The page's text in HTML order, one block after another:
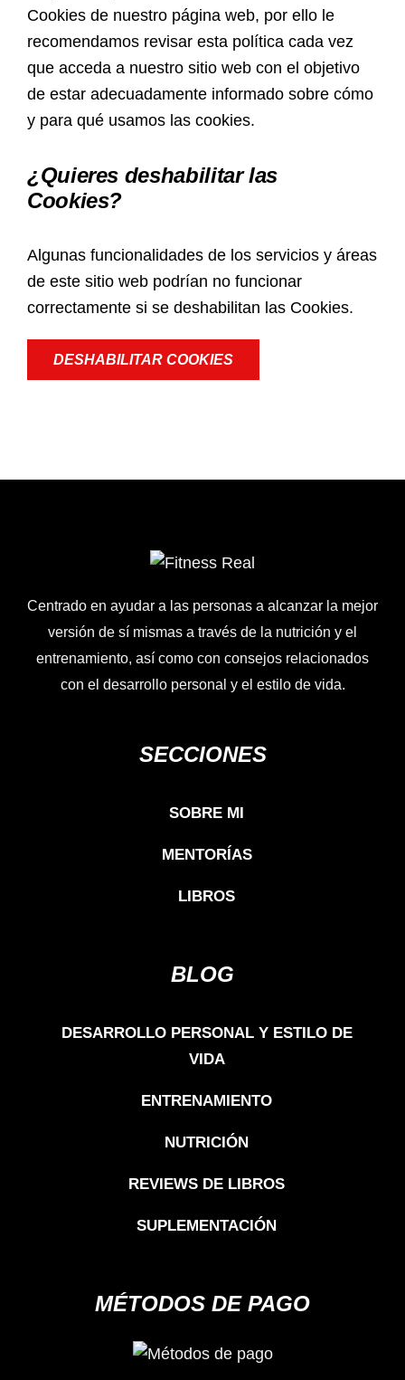
Cookies de nuestro página web, por ello le
recomendamos revisar esta política cada vez
que acceda a nuestro sitio web con el objetivo
de estar adecuadamente informado sobre cómo
y para qué usamos las cookies.
¿Quieres deshabilitar las
Cookies?
Algunas funcionalidades de los servicios y áreas
de este sitio web podrían no funcionar
correctamente si se deshabilitan las Cookies.
DESHABILITAR COOKIES
Centrado en ayudar a las personas a alcanzar la mejor
versión de sí mismas a través de la nutrición y el
entrenamiento, así como con consejos relacionados
con el desarrollo personal y el estilo de vida.
SECCIONES
SOBRE MI
MENTORÍAS
LIBROS
BLOG
DESARROLLO PERSONAL Y ESTILO DE
VIDA
ENTRENAMIENTO
NUTRICIÓN
REVIEWS DE LIBROS
SUPLEMENTACIÓN
MÉTODOS DE PAGO